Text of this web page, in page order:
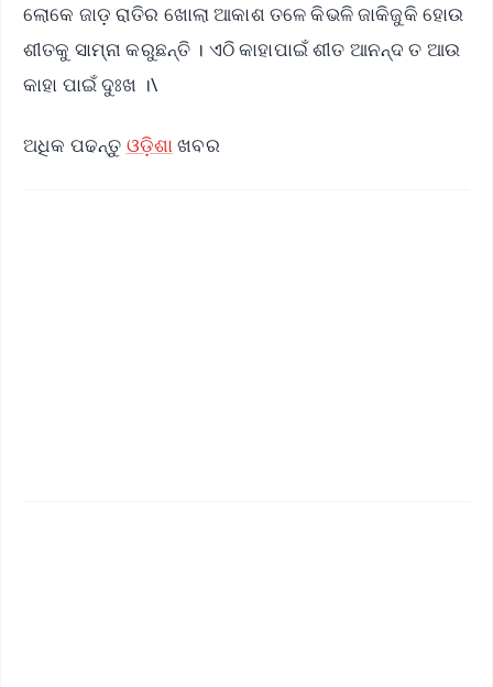
ଲୋକେ ଜାଡ଼ ରାତିର ଖୋଲା ଆକାଶ ତଳେ କିଭଳି ଜାକିଜୁକି ହୋଉ
ଶୀତକୁ ସାମ୍ନା କରୁଛନ୍ତି । ଏଠି କାହାପାଇଁ ଶୀତ ଆନନ୍ଦ ତ ଆଉ
କାହା ପାଇଁ ଦୁଃଖ ।\
ଅଧିକ ପଢନ୍ତୁ ଓଡ଼ିଶା ଖବର